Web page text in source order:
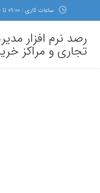
ساعات کاری : 09:00 تا 16:00 عصر
رصد نرم افزار
تجاری و مراکز